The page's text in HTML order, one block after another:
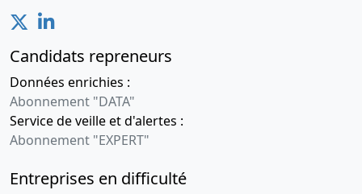
Candidats repreneurs
Données enrichies :
Abonnement "DATA"
Service de veille et d'alertes :
Abonnement "EXPERT"
Entreprises en difficulté